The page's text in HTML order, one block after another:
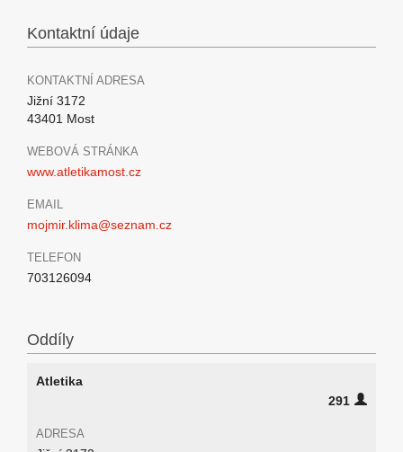
Kontaktní údaje
KONTAKTNÍ ADRESA
Jižní 3172
43401 Most
WEBOVÁ STRÁNKA
www.atletikamost.cz
EMAIL
mojmir.klima@seznam.cz
TELEFON
703126094
Oddíly
Atletika
291
ADRESA